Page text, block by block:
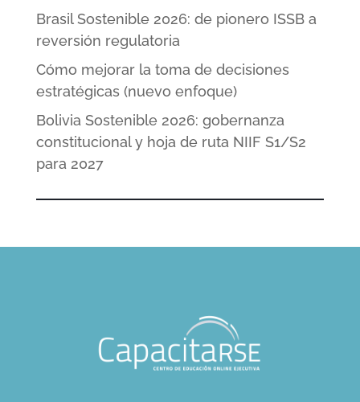
Brasil Sostenible 2026: de pionero ISSB a
reversión regulatoria
Cómo mejorar la toma de decisiones
estratégicas (nuevo enfoque)
Bolivia Sostenible 2026: gobernanza
constitucional y hoja de ruta NIIF S1/S2
para 2027